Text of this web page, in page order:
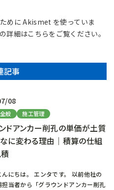
めに Akismet を使っていま
詳細はこちらをご覧ください。
記事
08
般 施工管理
ドアンカー削孔の単価が土質
に変わる理由｜積算の仕組
んにちは。 エンタです。 以前他社の
担当者から「グラウンドアンカー削孔